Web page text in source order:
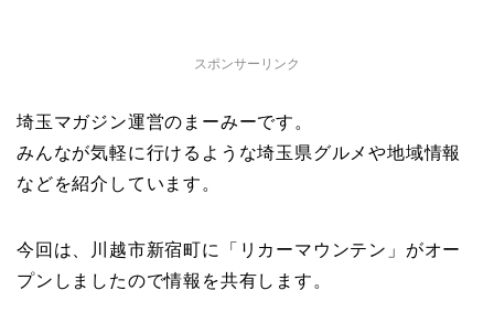
スポンサーリンク
埼玉マガジン運営のまーみーです。
みんなが気軽に行けるような埼玉県グルメや地域情報
などを紹介しています。
今回は、川越市新宿町に「リカーマウンテン」がオー
プンしましたので情報を共有します。